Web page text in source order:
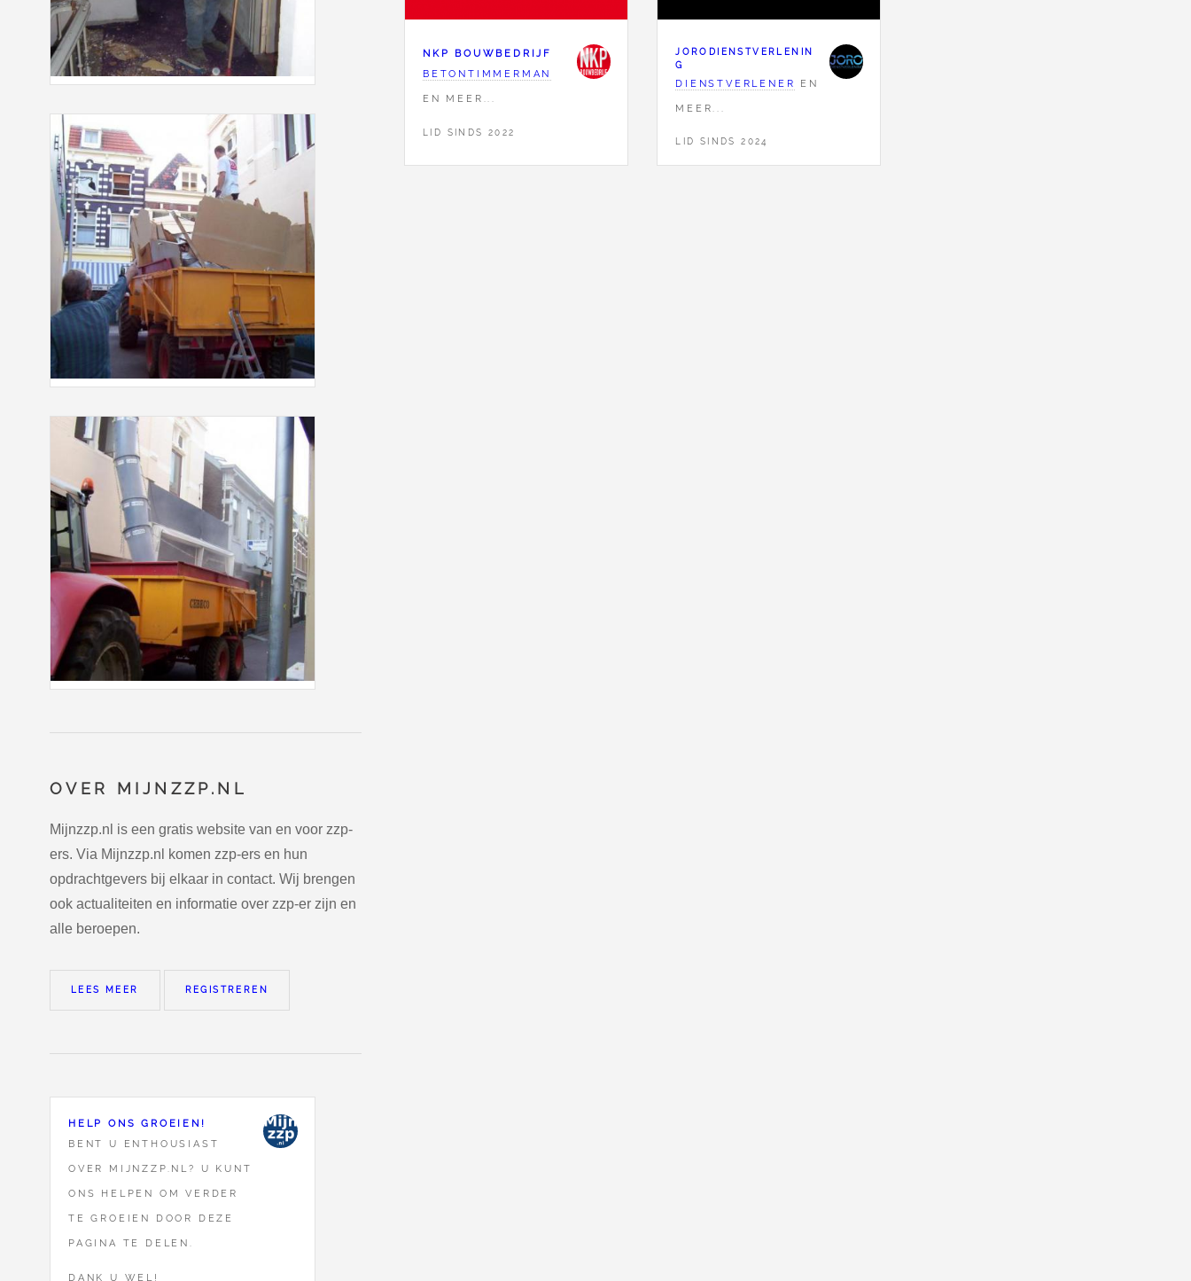
OVER MIJNZZP.NL
Mijnzzp.nl is een gratis website van en voor zzp-
ers. Via Mijnzzp.nl komen zzp-ers en hun
opdrachtgevers bij elkaar in contact. Wij brengen
ook actualiteiten en informatie over zzp-er zijn en
alle beroepen.
LEES MEER REGISTREREN
HELP ONS GROEIEN!
BENT U ENTHOUSIAST
OVER MIJNZZP.NL? U KUNT
ONS HELPEN OM VERDER
TE GROEIEN DOOR DEZE
PAGINA TE DELEN.
DANK U WEL!
NKP BOUWBEDRIJF
BETONTIMMERMAN
EN MEER...
LID SINDS 2022
JORODIENSTVERLENIN
G
DIENSTVERLENER
EN
MEER...
LID SINDS 2024